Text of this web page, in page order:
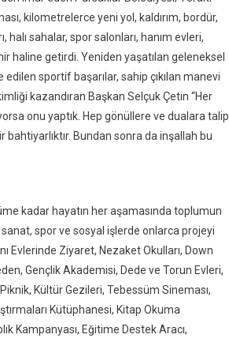
kilometrelerce yeni yol, kaldırım, bordür,
sahalar, spor salonları, hanım evleri,
haline getirdi. Yeniden yaşatılan geleneksel
sportif başarılar, sahip çıkılan manevi
kazandıran Başkan Selçuk Çetin “Her
onu yaptık. Hep gönüllere ve dualara talip
bahtiyarlıktır. Bundan sonra da inşallah bu
kadar hayatın her aşamasında toplumun
spor ve sosyal işlerde onlarca projeyi
Evlerinde Ziyaret, Nezaket Okulları, Down
Gençlik Akademisi, Dede ve Torun Evleri,
Kültür Gezileri, Tebessüm Sineması,
Kütüphanesi, Kitap Okuma
Kampanyası, Eğitime Destek Aracı,